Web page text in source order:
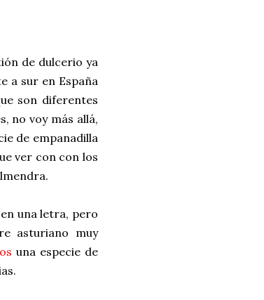
de dulcerio ya
a sur en España
son diferentes
no voy más allá,
de empanadilla
ver con con los
una letra, pero
asturiano muy
una especie de